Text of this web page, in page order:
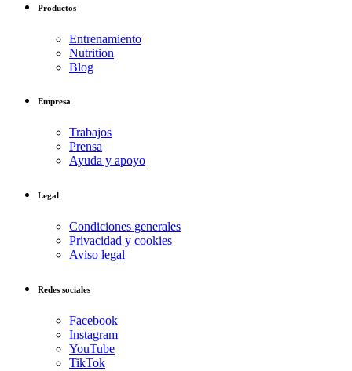
Productos
Entrenamiento
Nutrition
Blog
Empresa
Trabajos
Prensa
Ayuda y apoyo
Legal
Condiciones generales
Privacidad y cookies
Aviso legal
Redes sociales
Facebook
Instagram
YouTube
TikTok